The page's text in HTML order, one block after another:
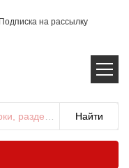
Подписка на рассылку